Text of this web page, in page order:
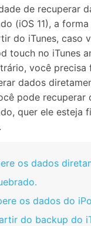
de recuperar
(iOS 11), a
do iTunes, caso
touch no iTunes
você precisa
dados
pode recuperar
quer ele esteja
os dados
os dados do
do backup do